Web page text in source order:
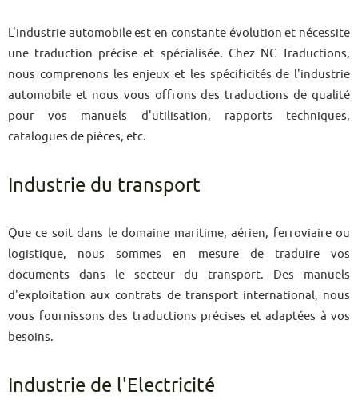
L'industrie automobile est en constante évolution et nécessite
une traduction précise et spécialisée. Chez NC Traductions,
nous comprenons les enjeux et les spécificités de l'industrie
automobile et nous vous offrons des traductions de qualité
pour vos manuels d'utilisation, rapports techniques,
catalogues de pièces, etc.
Industrie du transport
Que ce soit dans le domaine maritime, aérien, ferroviaire ou
logistique, nous sommes en mesure de traduire vos
documents dans le secteur du transport. Des manuels
d'exploitation aux contrats de transport international, nous
vous fournissons des traductions précises et adaptées à vos
besoins.
Industrie de l'Electricité